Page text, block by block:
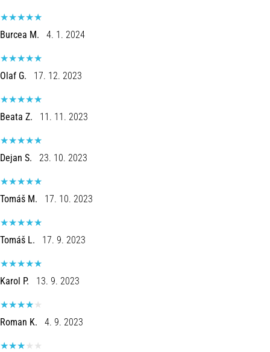
Burcea M. 4. 1. 2024
Olaf G. 17. 12. 2023
Beata Z. 11. 11. 2023
Dejan S. 23. 10. 2023
Tomáš M. 17. 10. 2023
Tomáš L. 17. 9. 2023
Karol P. 13. 9. 2023
Roman K. 4. 9. 2023